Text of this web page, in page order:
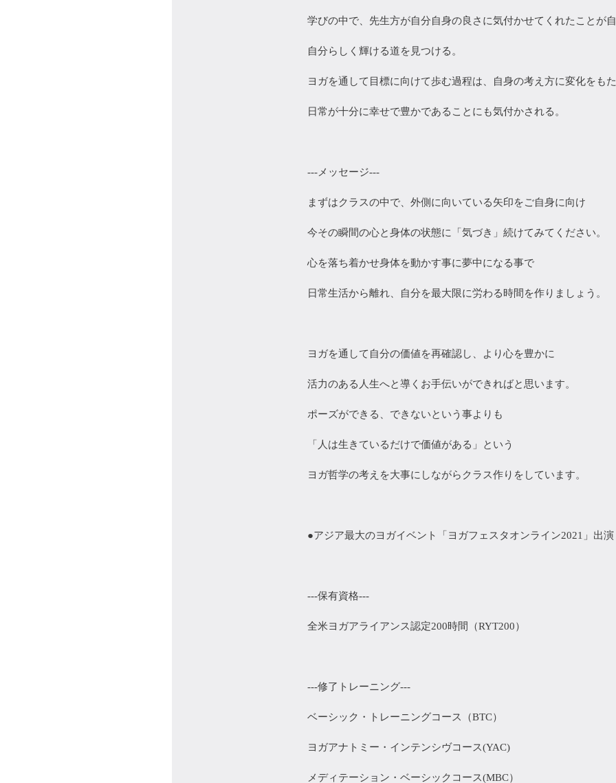
学びの中で、先生方が自分自身の良さに気付かせてくれたことが
自分らしく輝ける道を見つける。
ヨガを通して目標に向けて歩む過程は、自身の考え方に変化をも
日常が十分に幸せで豊かであることにも気付かされる。
---メッセージ---
まずはクラスの中で、外側に向いている矢印をご自身に向け
今その瞬間の心と身体の状態に「気づき」続けてみてください。
心を落ち着かせ身体を動かす事に夢中になる事で
日常生活から離れ、自分を最大限に労わる時間を作りましょう。
ヨガを通して自分の価値を再確認し、より心を豊かに
活力のある人生へと導くお手伝いができればと思います。
ポーズができる、できないという事よりも
「人は生きているだけで価値がある」という
ヨガ哲学の考えを大事にしながらクラス作りをしています。
●アジア最大のヨガイベント「ヨガフェスタオンライン2021」出演
---保有資格---
全米ヨガアライアンス認定200時間（RYT200）
---修了トレーニング---
ベーシック・トレーニングコース（BTC）
ヨガアナトミー・インテンシヴコース(YAC)
メディテーション・ベーシックコース(MBC）